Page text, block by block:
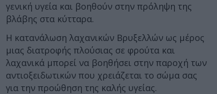
γενική υγεία και βοηθούν στην πρόληψη της
βλάβης στα κύτταρα.
Η κατανάλωση λαχανικών Βρυξελλών ως μέρος
μιας διατροφής πλούσιας σε φρούτα και
λαχανικά μπορεί να βοηθήσει στην παροχή των
αντιοξειδωτικών που χρειάζεται το σώμα σας
για την προώθηση της καλής υγείας.